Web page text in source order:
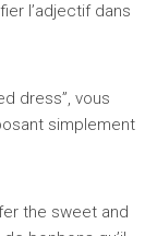
l’adjectif dans
dress”, vous
simplement
the sweet and